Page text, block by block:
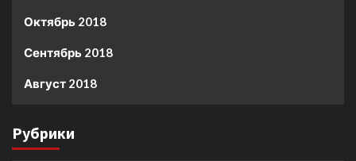
Октябрь 2018
Сентябрь 2018
Август 2018
Рубрики